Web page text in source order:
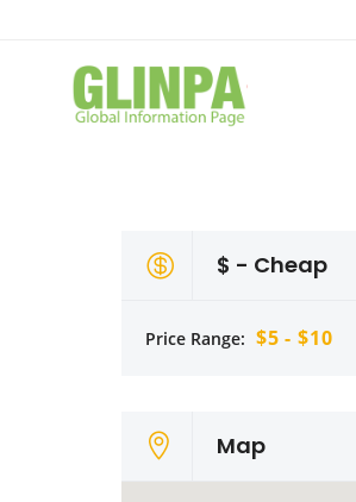
$ - Cheap
Price Range: $5 - $10
Map